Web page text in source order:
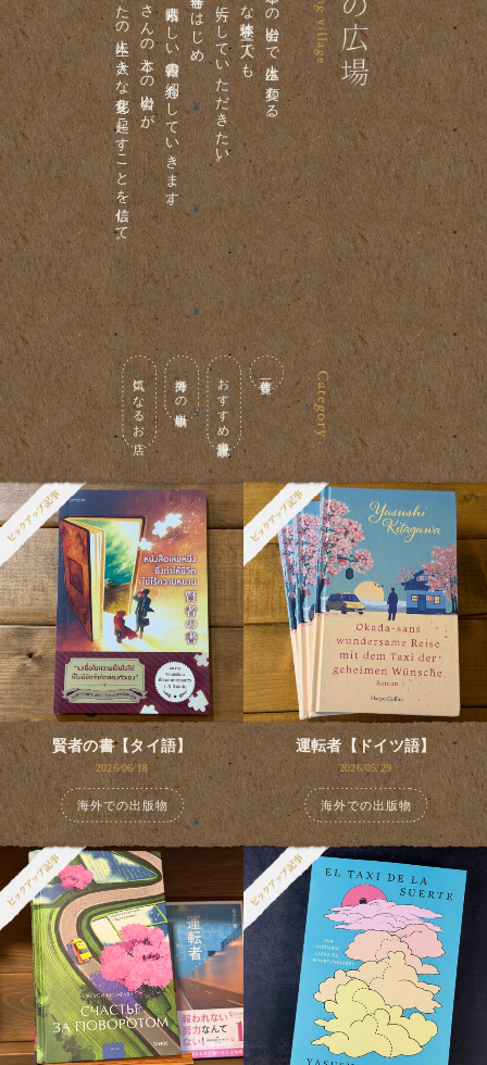
一冊の本との出会いで人生は変わる。
多くの方にしていただきたい。
多くの素晴らしい書籍の紹介もしていきます。
たくさんの本との出会いが、
あなたの人生に大きな変化を起こすことを信じて。
おすすめ書評記事
海外での出版物
気になるお店
賢者の書【タイ語】
2026/06/18
海外での出版物
運転者【ドイツ語】
2026/05/29
海外での出版物